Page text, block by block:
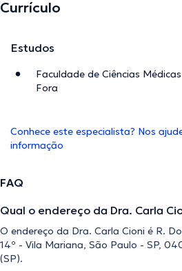
Currículo
Estudos
Faculdade de Ciências
Fora
Conhece este especialista? Nos
informação
FAQ
Qual o endereço da Dra. Carla
O endereço da Dra. Carla Cioni é R.
14º - Vila Mariana, São Paulo - SP,
(SP).